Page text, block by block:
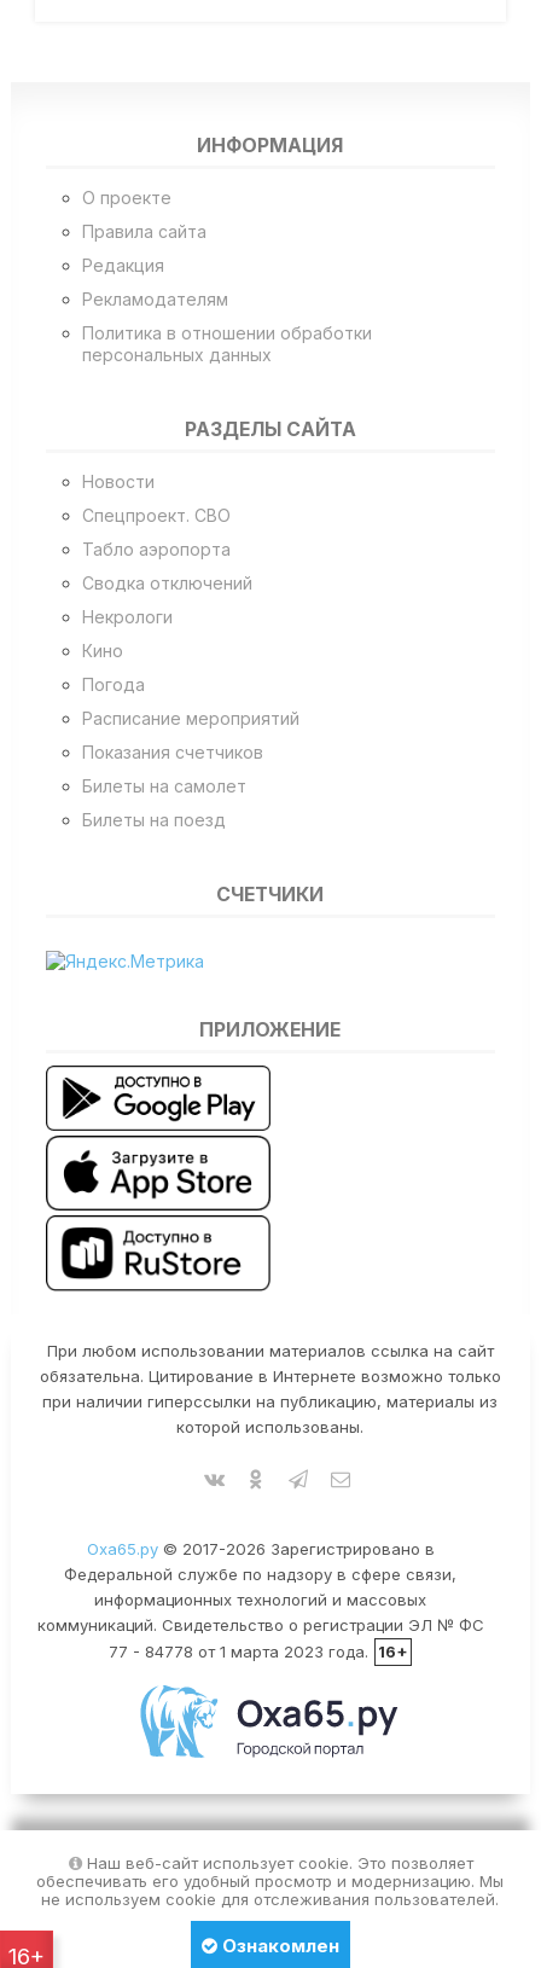
ИНФОРМАЦИЯ
О проекте
Правила сайта
Редакция
Рекламодателям
Политика в отношении обработки
персональных данных
РАЗДЕЛЫ САЙТА
Новости
Спецпроект. СВО
Табло аэропорта
Сводка отключений
Некрологи
Кино
Погода
Расписание мероприятий
Показания счетчиков
Билеты на самолет
Билеты на поезд
СЧЕТЧИКИ
ПРИЛОЖЕНИЕ
При любом использовании материалов ссылка на сайт
обязательна. Цитирование в Интернете возможно только
при наличии гиперссылки на публикацию, материалы из
которой использованы.
Оха65.ру© 2017-2026 Зарегистрировано в
Федеральной службе по надзору в сфере связи,
информационных технологий и массовых
коммуникаций. Свидетельство о регистрации ЭЛ № ФС
77 - 84778 от 1 марта 2023 года.
16+
Наш веб-сайт использует cookie. Это позволяет
обеспечивать его удобный просмотр и модернизацию. Мы
не используем cookie для отслеживания пользователей.
Ознакомлен
16+